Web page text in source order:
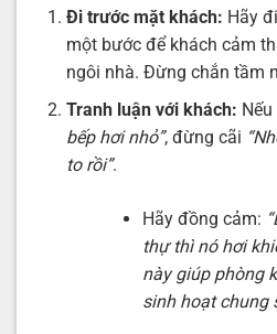
Đi trước mặt khách: Hãy
một bước để khách cảm
ngôi nhà. Đừng chắn tầm
Tranh luận với khách:
bếp hơi nhỏ”, đừng cãi
to rồi”.
Hãy đồng cảm:
thự thì nó hơi
này giúp phòng
sinh hoạt chung